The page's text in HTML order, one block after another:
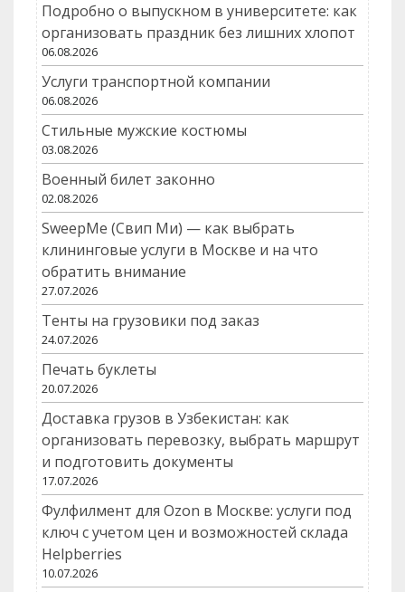
Подробно о выпускном в университете: как
организовать праздник без лишних хлопот
06.08.2026
Услуги транспортной компании
06.08.2026
Стильные мужские костюмы
03.08.2026
Военный билет законно
02.08.2026
SweepMe (Свип Ми) — как выбрать
клининговые услуги в Москве и на что
обратить внимание
27.07.2026
Тенты на грузовики под заказ
24.07.2026
Печать буклеты
20.07.2026
Доставка грузов в Узбекистан: как
организовать перевозку, выбрать маршрут
и подготовить документы
17.07.2026
Фулфилмент для Ozon в Москве: услуги под
ключ с учетом цен и возможностей склада
Helpberries
10.07.2026